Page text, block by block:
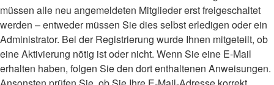
müssen alle neu angemeldeten Mitglieder erst freigeschaltet
werden – entweder müssen Sie dies selbst erledigen oder ein
Administrator. Bei der Registrierung wurde Ihnen mitgeteilt, ob
eine Aktivierung nötig ist oder nicht. Wenn Sie eine E-Mail
erhalten haben, folgen Sie den dort enthaltenen Anweisungen.